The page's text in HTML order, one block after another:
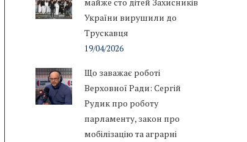
України вирушили до
Трускавця
19/04/2026
Що заважає роботі
Верховної Ради: Сергій
Рудик про роботу
парламенту, закон про
мобілізацію та аграрні